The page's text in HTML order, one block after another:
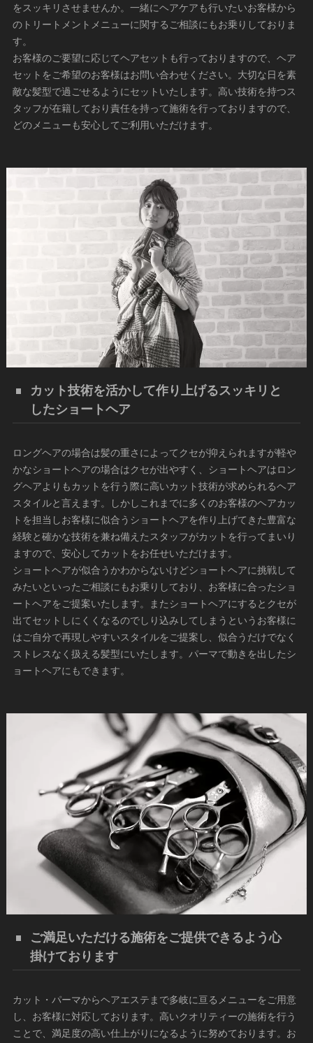
をスッキリさせませんか。一緒にヘアケアも行いたいお客様から
のトリートメントメニューに関するご相談にもお乗りしておりま
す。
お客様のご要望に応じてヘアセットも行っておりますので、ヘア
セットをご希望のお客様はお問い合わせください。大切な日を素
敵な髪型で過ごせるようにセットいたします。高い技術を持つス
タッフが在籍しており責任を持って施術を行っておりますので、
どのメニューも安心してご利用いただけます。
カット技術を活かして作り上げるスッキリと
したショートヘア
ロングヘアの場合は髪の重さによってクセが抑えられますが軽や
かなショートヘアの場合はクセが出やすく、ショートヘアはロン
グヘアよりもカットを行う際に高いカット技術が求められるヘア
スタイルと言えます。しかしこれまでに多くのお客様のヘアカッ
トを担当しお客様に似合うショートヘアを作り上げてきた豊富な
経験と確かな技術を兼ね備えたスタッフがカットを行ってまいり
ますので、安心してカットをお任せいただけます。
ショートヘアが似合うかわからないけどショートヘアに挑戦して
みたいといったご相談にもお乗りしており、お客様に合ったショ
ートヘアをご提案いたします。またショートヘアにするとクセが
出てセットしにくくなるのでしり込みしてしまうというお客様に
はご自分で再現しやすいスタイルをご提案し、似合うだけでなく
ストレスなく扱える髪型にいたします。パーマで動きを出したシ
ョートヘアにもできます。
ご満足いただける施術をご提供できるよう心
掛けております
カット・パーマからヘアエステまで多岐に亘るメニューをご用意
し、お客様に対応しております。高いクオリティーの施術を行う
ことで、満足度の高い仕上がりになるように努めております。お